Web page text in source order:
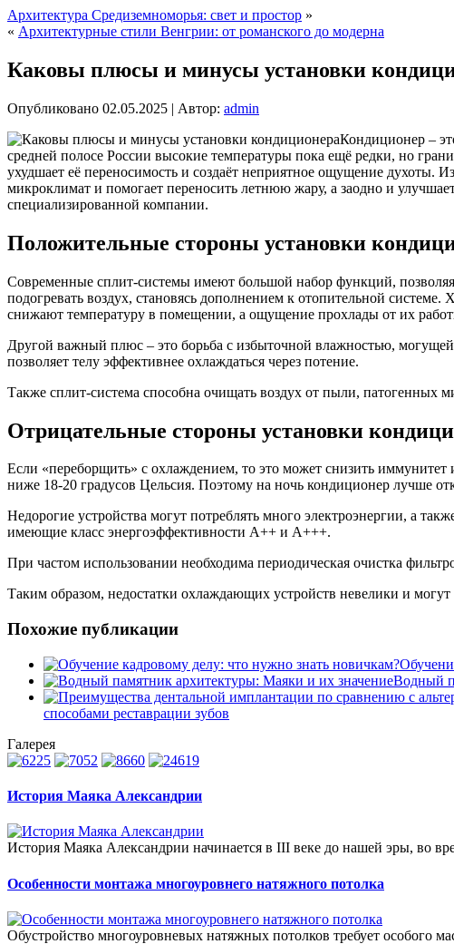
Архитектура Средиземноморья: свет и простор »
« Архитектурные стили Венгрии: от романского до модерна
Каковы плюсы и минусы установки
Опубликовано 02.05.2025 | Автор: admin
Кондиционер –
средней полосе России высокие температуры пока ещё редки, но
ухудшает её переносимость и создаёт неприятное ощущение духоты.
микроклимат и помогает переносить летнюю жару, а заодно и
специализированной компании.
Положительные стороны установки
Современные сплит-системы имеют большой набор функций,
подогревать воздух, становясь дополнением к отопительной
снижают температуру в помещении, а ощущение прохлады от их
Другой важный плюс – это борьба с избыточной влажностью,
позволяет телу эффективнее охлаждаться через потение.
Также сплит-система способна очищать воздух от пыли, патогенных
Отрицательные стороны установки
Если «переборщить» с охлаждением, то это может снизить
ниже 18-20 градусов Цельсия. Поэтому на ночь кондиционер лучше
Недорогие устройства могут потреблять много электроэнергии, а
имеющие класс энергоэффективности А++ и А+++.
При частом использовании необходима периодическая очистка
Таким образом, недостатки охлаждающих устройств невелики и
Похожие публикации
Водный
способами реставрации зубов
Галерея
История Маяка Александрии
История Маяка Александрии начинается в III веке до нашей эры, во
Особенности монтажа многоуровнего натяжного потолка
Обустройство многоуровневых натяжных потолков требует особого